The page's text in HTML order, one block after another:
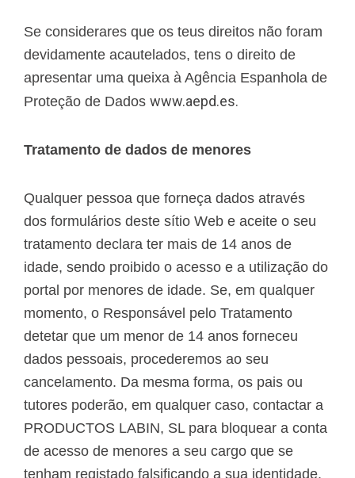
Se considerares que os teus direitos não foram
devidamente acautelados, tens o direito de
apresentar uma queixa à Agência Espanhola de
Proteção de Dados www.aepd.es.
Tratamento de dados de menores
Qualquer pessoa que forneça dados através
dos formulários deste sítio Web e aceite o seu
tratamento declara ter mais de 14 anos de
idade, sendo proibido o acesso e a utilização do
portal por menores de idade. Se, em qualquer
momento, o Responsável pelo Tratamento
detetar que um menor de 14 anos forneceu
dados pessoais, procederemos ao seu
cancelamento. Da mesma forma, os pais ou
tutores poderão, em qualquer caso, contactar a
PRODUCTOS LABIN, SL para bloquear a conta
de acesso de menores a seu cargo que se
tenham registado falsificando a sua identidade.